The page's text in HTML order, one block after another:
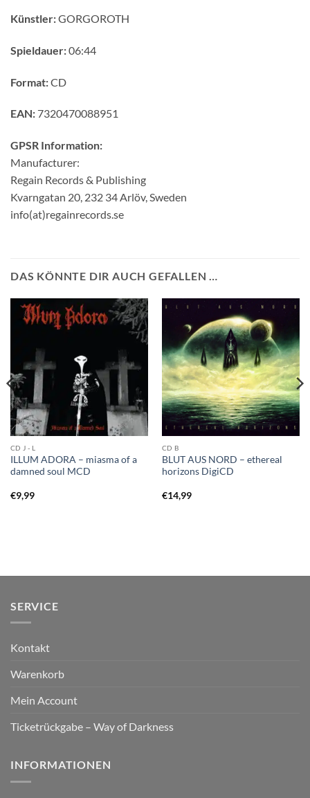
Künstler:GORGOROTH
Spieldauer:06:44
Format:CD
EAN: 7320470088951
GPSR Information:
Manufacturer:
Regain Records & Publishing
Kvarngatan 20, 232 34 Arlöv, Sweden
info(at)regainrecords.se
DAS KÖNNTE DIR AUCH GEFALLEN …
CD J - L
ILLUM ADORA – miasma of a
damned soul MCD
€9,99
CD B
BLUT AUS NORD – ethereal
horizons DigiCD
€14,99
SERVICE
Kontakt
Warenkorb
Mein Account
Ticketrückgabe – Way of Darkness
INFORMATIONEN